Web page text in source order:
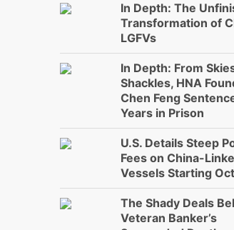
In Depth: The
Transformation of
LGFVs
In Depth: From
Shackles, HNA
Chen Feng
Years in Prison
U.S. Details Steep
Fees on China-
Vessels Starting
The Shady Deals
Veteran Banker’s